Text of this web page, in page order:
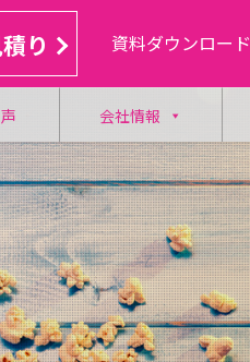
り 資料ダウンロード
会社情報